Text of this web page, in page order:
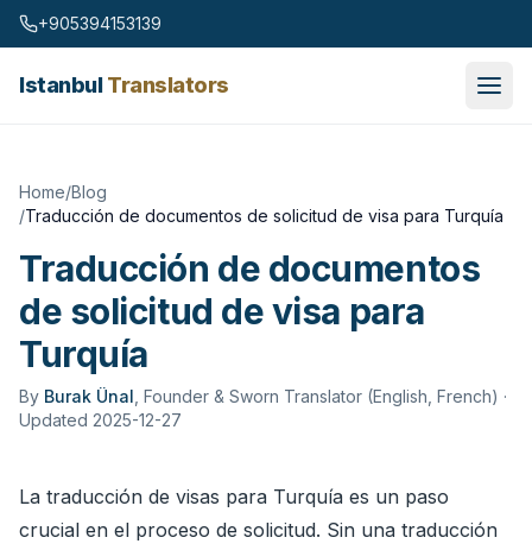
Skip to content
+905394153139
IstanbulTranslators
Home/Blog
/Traducción de documentos de solicitud de visa para Turquía
Traducción de documentos
de solicitud de visa para
Turquía
By Burak Ünal Founder & Sworn Translator (English, French) ·
Updated 2025-12-27
La traducción de visas para Turquía es un paso
crucial en el proceso de solicitud. Sin una traducción